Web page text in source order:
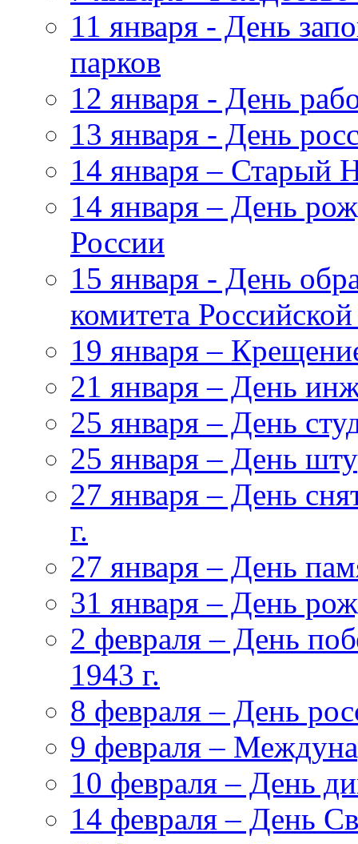
11 января - День
парков
12 января - День
13 января - День
14 января – Старый
14 января – День
России
15 января - День
комитета
19 января –
21 января – День
25 января – День
25 января – День
27 января – День
г.
27 января – День
31 января – День
2 февраля – День
1943 г.
8 февраля – День
9 февраля –
10 февраля – День
14 февраля – День